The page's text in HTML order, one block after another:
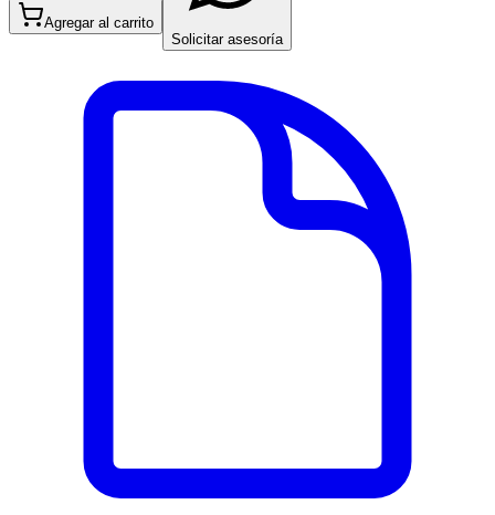
Agregar al carrito
Solicitar asesoría